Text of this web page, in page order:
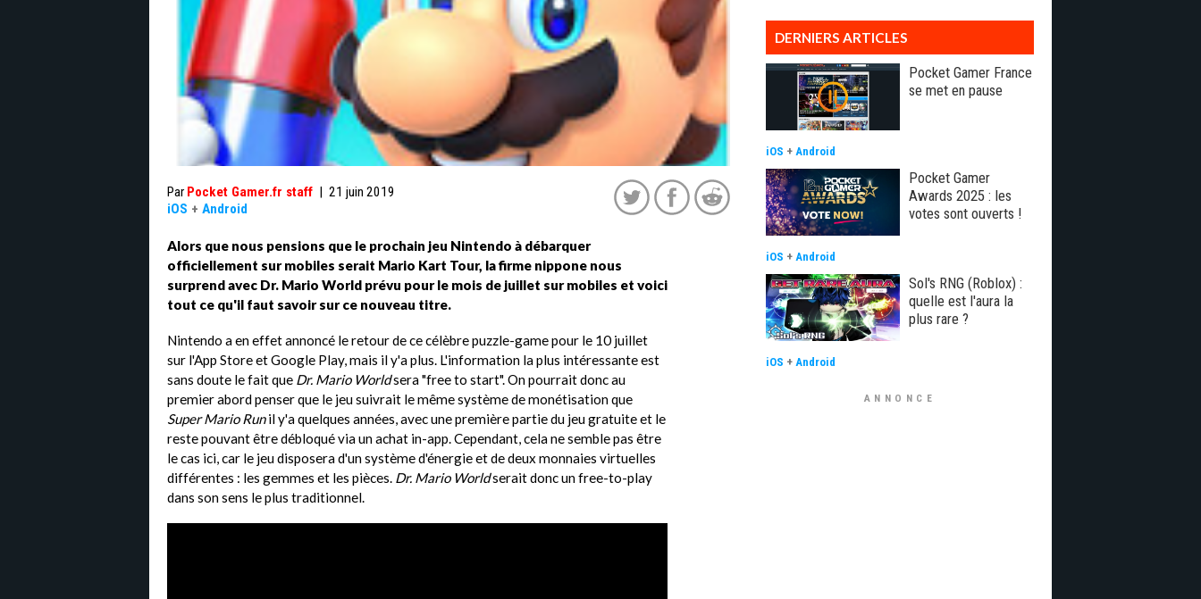
Par Pocket Gamer.fr staff | 21 juin 2019
iOS + Android
Alors que nous pensions que le prochain jeu Nintendo à débarquer
officiellement sur mobiles serait Mario Kart Tour, la firme nippone nous
surprend avec Dr. Mario World prévu pour le mois de juillet sur mobiles et voici
tout ce qu'il faut savoir sur ce nouveau titre.
Nintendo a en effet annoncé le retour de ce célèbre puzzle-game pour le 10 juillet
sur l'App Store et Google Play, mais il y'a plus. L'information la plus intéressante est
sans doute le fait que Dr. Mario Worldsera "free to start". On pourrait donc au
premier abord penser que le jeu suivrait le même système de monétisation que
Super Mario Runil y'a quelques années, avec une première partie du jeu gratuite et le
reste pouvant être débloqué via un achat in-app. Cependant, cela ne semble pas être
le cas ici, car le jeu disposera d'un système d'énergie et de deux monnaies virtuelles
différentes : les gemmes et les pièces. Dr. Mario Worldserait donc un free-to-play
dans son sens le plus traditionnel.
DERNIERS ARTICLES
Pocket Gamer France
se met en pause
iOS + Android
Pocket Gamer
Awards 2025 : les
votes sont ouverts !
iOS + Android
Sol's RNG (Roblox) :
quelle est l'aura la
plus rare ?
iOS + Android
ANNONCE